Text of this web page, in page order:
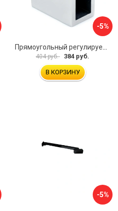
-5%
404 руб. 384 руб.
В КОРЗИНУ
-5%